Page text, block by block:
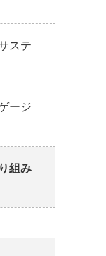
ステ
ージ
組み